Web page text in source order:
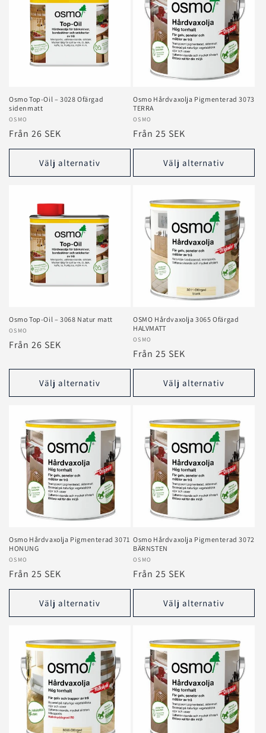
Osmo Top‑Oil – 3028 Ofärgad
sidenmatt
Säljare:
OSMO
Ordinarie
pris
Från 26 SEK
Välj alternativ
Osmo Hårdvaxolja Pigmenterad 3073
TERRA
Säljare:
OSMO
Ordinarie
pris
Från 25 SEK
Välj alternativ
Osmo Top‑Oil – 3068 Natur matt
Säljare:
OSMO
Ordinarie
Från 26 SEK
Välj alternativ
OSMO Hårdvaxolja 3065 Ofärgad
HALVMATT
Säljare:
OSMO
Ordinarie
pris
Från 25 SEK
Välj alternativ
Osmo Hårdvaxolja Pigmenterad 3071
HONUNG
Säljare:
OSMO
Ordinarie
pris
Från 25 SEK
Välj alternativ
Osmo Hårdvaxolja Pigmenterad 3072
BÄRNSTEN
Säljare:
OSMO
Ordinarie
pris
Från 25 SEK
Välj alternativ